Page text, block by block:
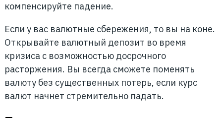
компенсируйте падение.
Если у вас валютные сбережения, то вы на коне.
Открывайте валютный депозит во время
кризиса с возможностью досрочного
расторжения. Вы всегда сможете поменять
валюту без существенных потерь, если курс
валют начнет стремительно падать.